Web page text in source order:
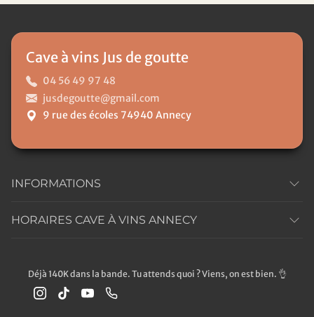
Cave à vins Jus de goutte
04 56 49 97 48
jusdegoutte@gmail.com
9 rue des écoles 74940 Annecy
INFORMATIONS
HORAIRES CAVE À VINS ANNECY
Déjà 140K dans la bande. Tu attends quoi ? Viens, on est bien. 👌